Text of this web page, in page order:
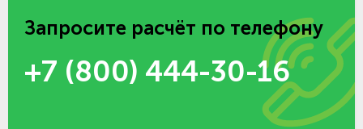
Запросите расчёт по телефону
+7 (800) 444-30-16